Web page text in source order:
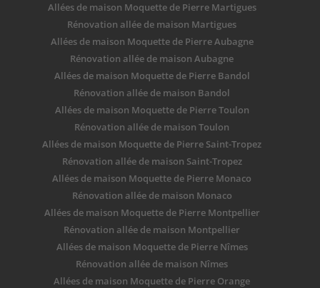
Allées de maison Moquette de Pierre Martigues
Rénovation allée de maison Martigues
Allées de maison Moquette de Pierre Aubagne
Rénovation allée de maison Aubagne
Allées de maison Moquette de Pierre Bandol
Rénovation allée de maison Bandol
Allées de maison Moquette de Pierre Toulon
Rénovation allée de maison Toulon
Allées de maison Moquette de Pierre Saint-Tropez
Rénovation allée de maison Saint-Tropez
Allées de maison Moquette de Pierre Monaco
Rénovation allée de maison Monaco
Allées de maison Moquette de Pierre Montpellier
Rénovation allée de maison Montpellier
Allées de maison Moquette de Pierre Nîmes
Rénovation allée de maison Nîmes
Allées de maison Moquette de Pierre Orange